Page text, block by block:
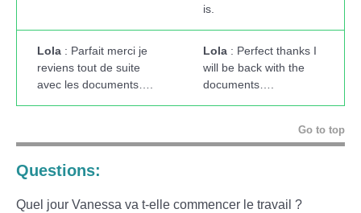
is.
Lola : Parfait merci je
reviens tout de suite
avec les documents….
Lola : Perfect thanks I
will be back with the
documents….
Go to top
Questions:
Quel jour Vanessa va t-elle commencer le travail ?